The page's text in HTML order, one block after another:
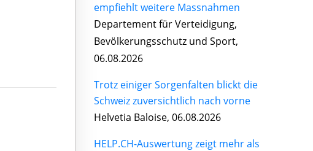
empfiehlt weitere Massnahmen
Departement für Verteidigung,
Bevölkerungsschutz und Sport,
06.08.2026
Trotz einiger Sorgenfalten blickt die
Schweiz zuversichtlich nach vorne
Helvetia Baloise, 06.08.2026
HELP.CH-Auswertung zeigt mehr als